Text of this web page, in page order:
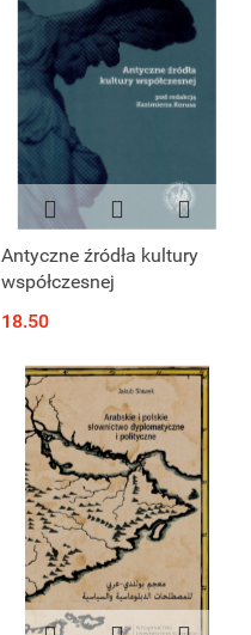
Antyczne źródła kultury
współczesnej
18.50